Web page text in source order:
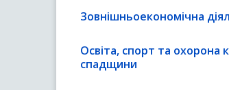
Зовнішньоекономічна
Освіта, спорт та охорона
спадщини